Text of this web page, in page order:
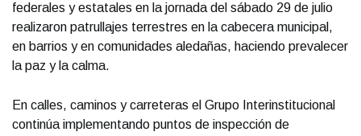
federales y estatales en la jornada del sábado 29 de julio
realizaron patrullajes terrestres en la cabecera municipal,
en barrios y en comunidades aledañas, haciendo prevalecer
la paz y la calma.
En calles, caminos y carreteras el Grupo Interinstitucional
continúa implementando puntos de inspección de